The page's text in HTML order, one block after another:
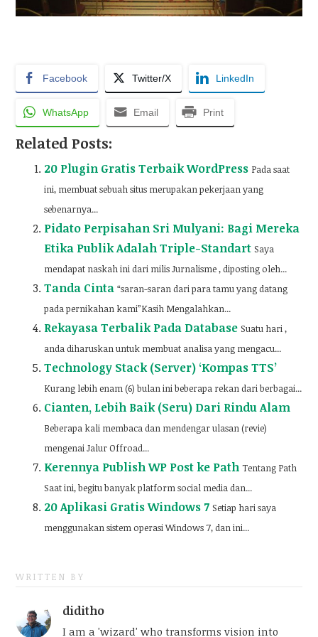
Facebook Twitter/X LinkedIn
WhatsApp Email Print
Related Posts:
20 Plugin Gratis Terbaik WordPress Pada saat
ini, membuat sebuah situs merupakan pekerjaan yang
sebenarnya...
Pidato Perpisahan Sri Mulyani: Bagi Mereka
Etika Publik Adalah Triple-Standart Saya
mendapat naskah ini dari milis Jurnalisme , diposting oleh...
Tanda Cinta “saran-saran dari para tamu yang datang
pada pernikahan kami”Kasih Mengalahkan...
Rekayasa Terbalik Pada Database Suatu hari ,
anda diharuskan untuk membuat analisa yang mengacu...
Technology Stack (Server) ‘Kompas TTS’
Kurang lebih enam (6) bulan ini beberapa rekan dari berbagai...
Cianten, Lebih Baik (Seru) Dari Rindu Alam
Beberapa kali membaca dan mendengar ulasan (revie)
mengenai Jalur Offroad...
Kerennya Publish WP Post ke Path Tentang Path
Saat ini, begitu banyak platform social media dan...
20 Aplikasi Gratis Windows 7 Setiap hari saya
menggunakan sistem operasi Windows 7, dan ini...
WRITTEN BY
diditho
I am a 'wizard' who transforms vision into